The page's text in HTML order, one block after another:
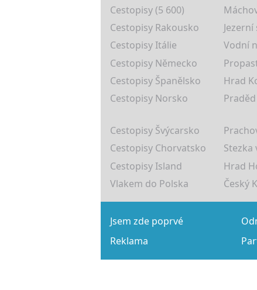
Cestopisy (5 600)
Cestopisy Rakousko
Jezerní
Cestopisy Itálie
Vodní
Cestopisy Německo
Cestopisy Španělsko
Hrad
Cestopisy Norsko
Praděd
Cestopisy Švýcarsko
Cestopisy Chorvatsko
Stezka
Cestopisy Island
Hrad
Vlakem do Polska
Český
Jsem zde poprvé
Reklama